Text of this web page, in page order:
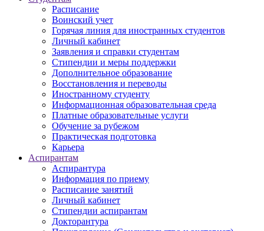
Расписание
Воинский учет
Горячая линия для иностранных студентов
Личный кабинет
Заявления и справки студентам
Стипендии и меры поддержки
Дополнительное образование
Восстановления и переводы
Иностранному студенту
Информационная образовательная среда
Платные образовательные услуги
Обучение за рубежом
Практическая подготовка
Карьера
Аспирантам
Аспирантура
Информация по приему
Расписание занятий
Личный кабинет
Стипендии аспирантам
Докторантура